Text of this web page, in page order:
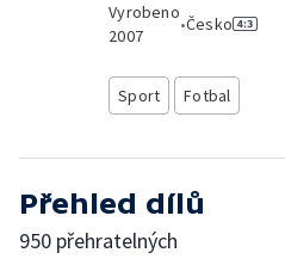
Vyrobeno
2007
•Česko
Sport Fotbal
Přehled dílů
950 přehratelných